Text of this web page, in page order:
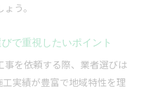
う。
で重視したいポイント
を依頼する際、業者選びは
実績が豊富で地域特性を理